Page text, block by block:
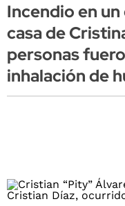
Incendio en
casa de
personas
inhalación de